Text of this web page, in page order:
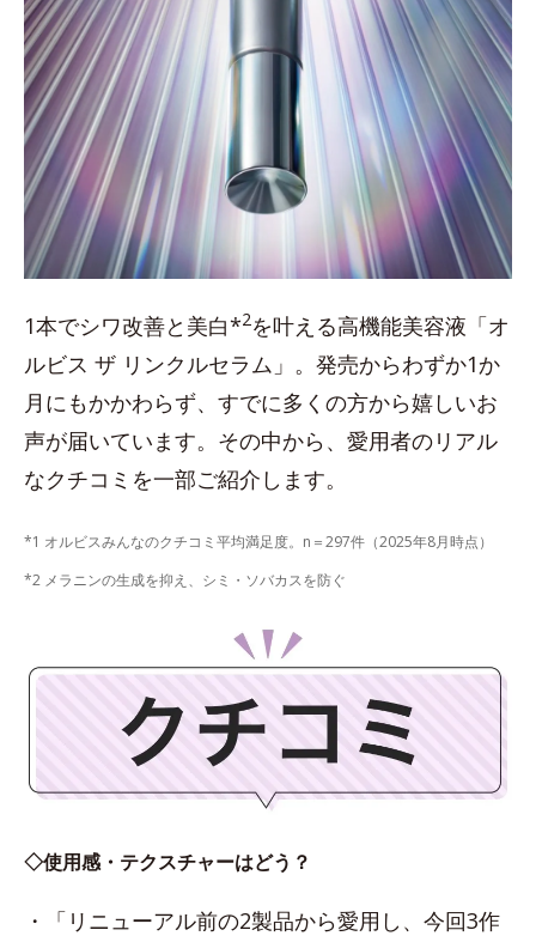
1本でシワ改善と美白*2を叶える高機能美容液「オ
ルビス ザ リンクルセラム」。発売からわずか1か
月にもかかわらず、すでに多くの方から嬉しいお
声が届いています。その中から、愛用者のリアル
なクチコミを一部ご紹介します。
*1 オルビスみんなのクチコミ平均満足度。n＝297件（2025年8月時点）
*2 メラニンの生成を抑え、シミ・ソバカスを防ぐ
◇使用感・テクスチャーはどう？
・「リニューアル前の2製品から愛用し、今回3作